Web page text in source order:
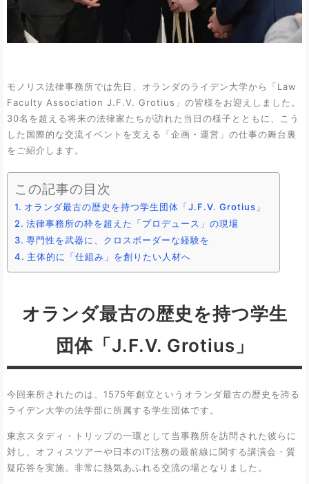
モノリス法律事務所では先日、オランダのライデン大学から「Law
Faculty Association J.F.V. Grotius」の皆様をお迎えしました。
30名を超える将来の法律家たちが訪れた当日の様子とともに、こう
した国際的な交流イベントを支える「企画・運営」の仕事の舞台裏
をご紹介します。
この記事の目次
オランダ最古の歴史を持つ学生団体「J.F.V. Grotius」
法律事務所の枠を超えた「プロデュース」の現場
専門性を武器に、クロスボーダーな経験を
主体的に「仕組み」を創りたい人材へ
オランダ最古の歴史を持つ学生
団体「J.F.V. Grotius」
今回来所されたのは、1575年創立というオランダ最古の歴史を誇る
ライデン大学の法学部に所属する学生団体です。
東京スタディ・トリップの一環として当事務所を訪問された彼らに
対し、オフィスツアーや日本のIT法務の最前線に関する講演会・質
疑応答を実施。非常に熱気あふれる交流の場となりました。